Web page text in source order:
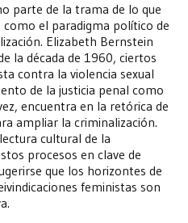
parte de la trama de lo que
el paradigma político de
Elizabeth Bernstein
la década de 1960, ciertos
contra la violencia sexual
de la justicia penal como
encuentra en la retórica de
ampliar la criminalización.
cultural de la
procesos en clave de
que los horizontes de
feministas son